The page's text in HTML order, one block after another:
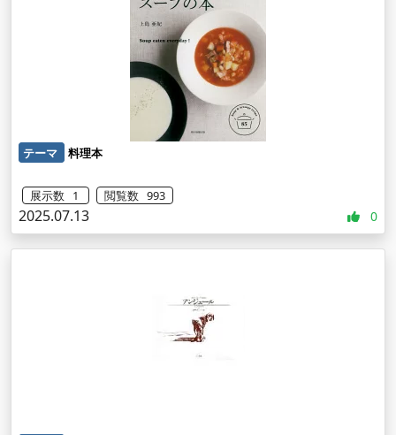
テーマ 料理本
展示数 1 閲覧数 993
2025.07.13 0